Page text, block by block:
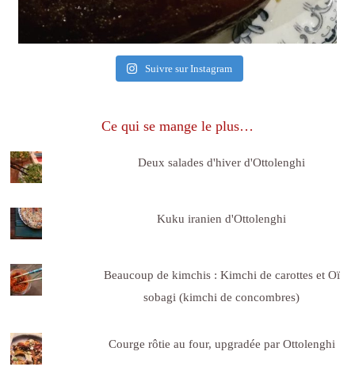
Suivre sur Instagram
Ce qui se mange le plus…
Deux salades d'hiver d'Ottolenghi
Kuku iranien d'Ottolenghi
Beaucoup de kimchis : Kimchi de carottes et Oï
sobagi (kimchi de concombres)
Courge rôtie au four, upgradée par Ottolenghi